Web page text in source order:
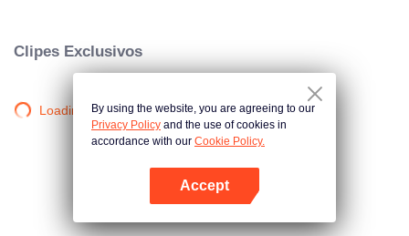
Abra o programa
Clipes Exclusivos
Loading…By using the website, you are agreeing to our
Privacy Policy and the use of cookies in
accordance with our Cookie Policy.
Accept